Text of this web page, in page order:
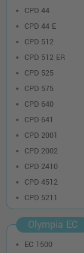
CPD 44
CPD 44 E
CPD 512
CPD 512 ER
CPD 525
CPD 575
CPD 640
CPD 641
CPD 2001
CPD 2002
CPD 2410
CPD 4512
CPD 5211
Olympia EC
EC 1500